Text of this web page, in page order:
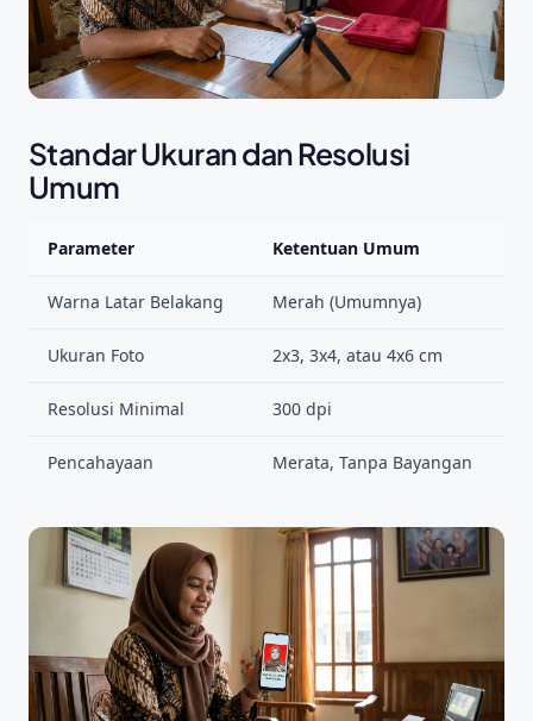
Standar Ukuran dan Resolusi
Umum
Parameter Ketentuan Umum
Warna Latar Belakang Merah (Umumnya)
Ukuran Foto 2x3, 3x4, atau 4x6 cm
Resolusi Minimal 300 dpi
Pencahayaan Merata, Tanpa Bayangan